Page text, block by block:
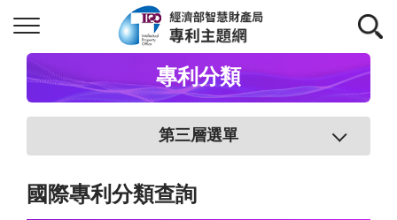
專利分類
第三層選單
國際專利分類查詢